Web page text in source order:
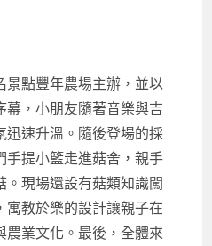
景點豐年農場主辦，並以
幕，小朋友隨著音樂與吉
迅速升溫。隨後登場的採
手提小籃走進菇舍，親手
現場還設有菇類知識闖
寓教於樂的設計讓親子在
業文化。最後，全體來